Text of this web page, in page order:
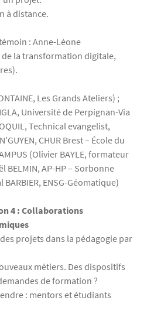
à distance.
: Anne-Léone
de la transformation digitale,
Les Grands Ateliers) ;
Université de Perpignan-Via
Technical evangelist,
CHUR Brest – École du
(Olivier BAYLE, formateur
BELMIN, AP-HP – Sorbonne
ENSG-Géomatique)
4 : Collaborations
projets dans la pédagogie par
métiers. Des dispositifs
de formation ?
: mentors et étudiants